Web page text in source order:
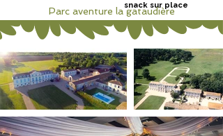
snack sur place
Parc aventure la gataudière